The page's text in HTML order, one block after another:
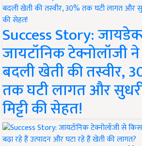
Success Story:
जायटॉनिक टेक्नोलॉजी ने
बदली खेती की तस्वीर,
तक घटी लागत और
मिट्टी की सेहत!